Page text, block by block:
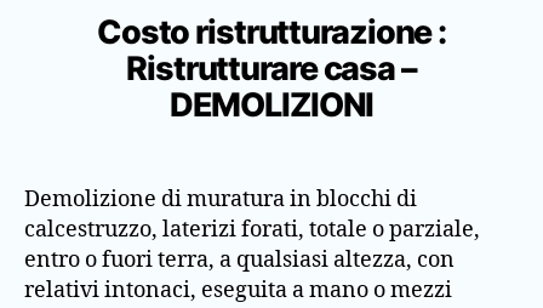
Costo ristrutturazione :
Ristrutturare casa –
DEMOLIZIONI
Demolizione di muratura in blocchi di
calcestruzzo, laterizi forati, totale o parziale,
entro o fuori terra, a qualsiasi altezza, con
relativi intonaci, eseguita a mano o mezzi